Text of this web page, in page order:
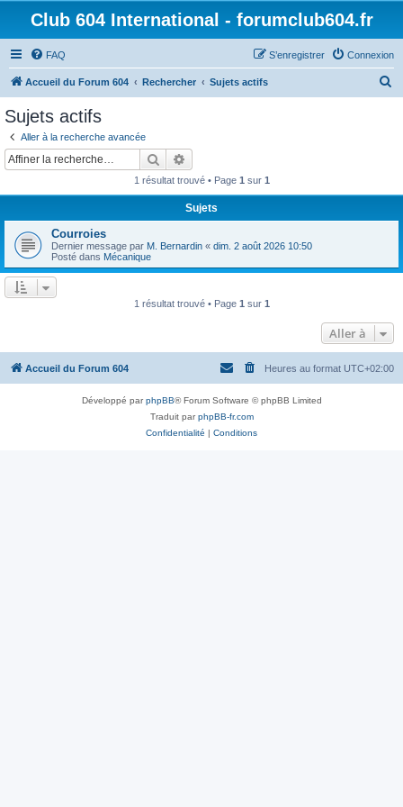
Club 604 International - forumclub604.fr
FAQ Connexion
S’enregistrer
Accueil du Forum 604 Rechercher Sujets actifs
r
Sujets actifs
Aller à la recherche avancée
Rechercher
1 résultat trouvé • Page 1 sur 1
Sujets
Courroies
Dernier message par M. Bernardin « dim. 2 août 2026 10:50
Posté dans Mécanique
1 résultat trouvé • Page 1 sur 1
Aller à
Accueil du Forum 604 Heures au format UTC+02:00
Développé parphpBB® Forum Software © phpBB Limited
Traduit parphpBB-fr.com
Confidentialité | Conditions